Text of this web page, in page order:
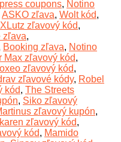
coupons, Notino
ASKO zľava, Wolt kód,
zľavový kód,
zľava,
Booking zľava, Notino
Max zľavový kód,
zľavový kód,
zľavové kódy, Robel
kód, The Streets
, Siko zľavový
zľavový kupón,
zľavový kód,
kód, Mamido